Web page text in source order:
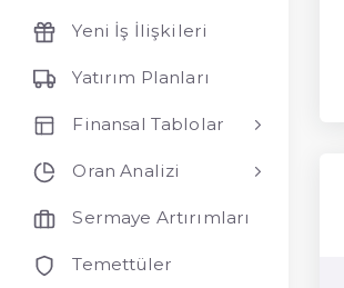
Yeni İş İlişkileri
Yatırım Planları
Finansal Tablolar
Oran Analizi
Sermaye Artırımları
Temettüler